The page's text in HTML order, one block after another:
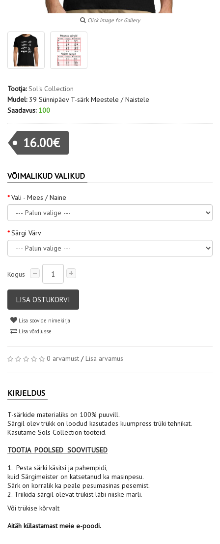
Click image for Gallery
Tootja: Sol's Collection
Mudel: 39 Sünnipäev T-särk Meestele / Naistele
Saadavus: 100
16.00€
VÕIMALIKUD VALIKUD
Vali - Mees / Naine
Särgi Värv
Kogus
LISA OSTUKORVI
Lisa soovide nimekirja
Lisa võrdlusse
0 arvamust /Lisa arvamus
KIRJELDUS
T-särkide materialiks on 100% puuvill.
Särgil olev trükk on loodud kasutades kuumpress trüki tehnikat.
Kasutame Sols Collection tooteid.
TOOTJA POOLSED SOOVITUSED
1. Pesta särki käsitsi ja pahempidi,
kuid Särgimeister on katsetanud ka masinpesu.
Särk on korralik ka peale pesumasinas pesemist.
2. Triikida särgil olevat trükist läbi niiske marli.
Või trükise kõrvalt
Aitäh külastamast meie e-poodi.